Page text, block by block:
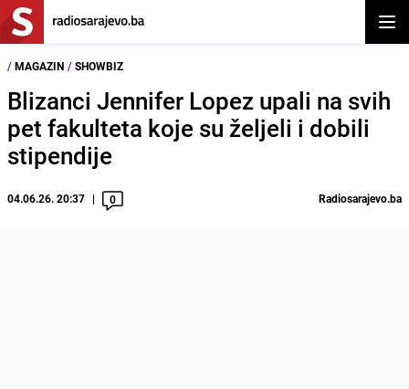
/ MAGAZIN / SHOWBIZ
Blizanci Jennifer Lopez upali na svih
pet fakulteta koje su željeli i dobili
stipendije
04.06.26. 20:37 0 Radiosarajevo.ba